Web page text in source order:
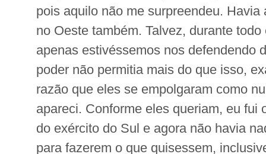
pois aquilo não me surpreendeu. Havia
no Oeste também. Talvez, durante
apenas estivéssemos nos defendendo
poder não permitia mais do que isso,
razão que eles se empolgaram como
apareci. Conforme eles queriam, eu fui
do exército do Sul e agora não havia
para fazerem o que quisessem,